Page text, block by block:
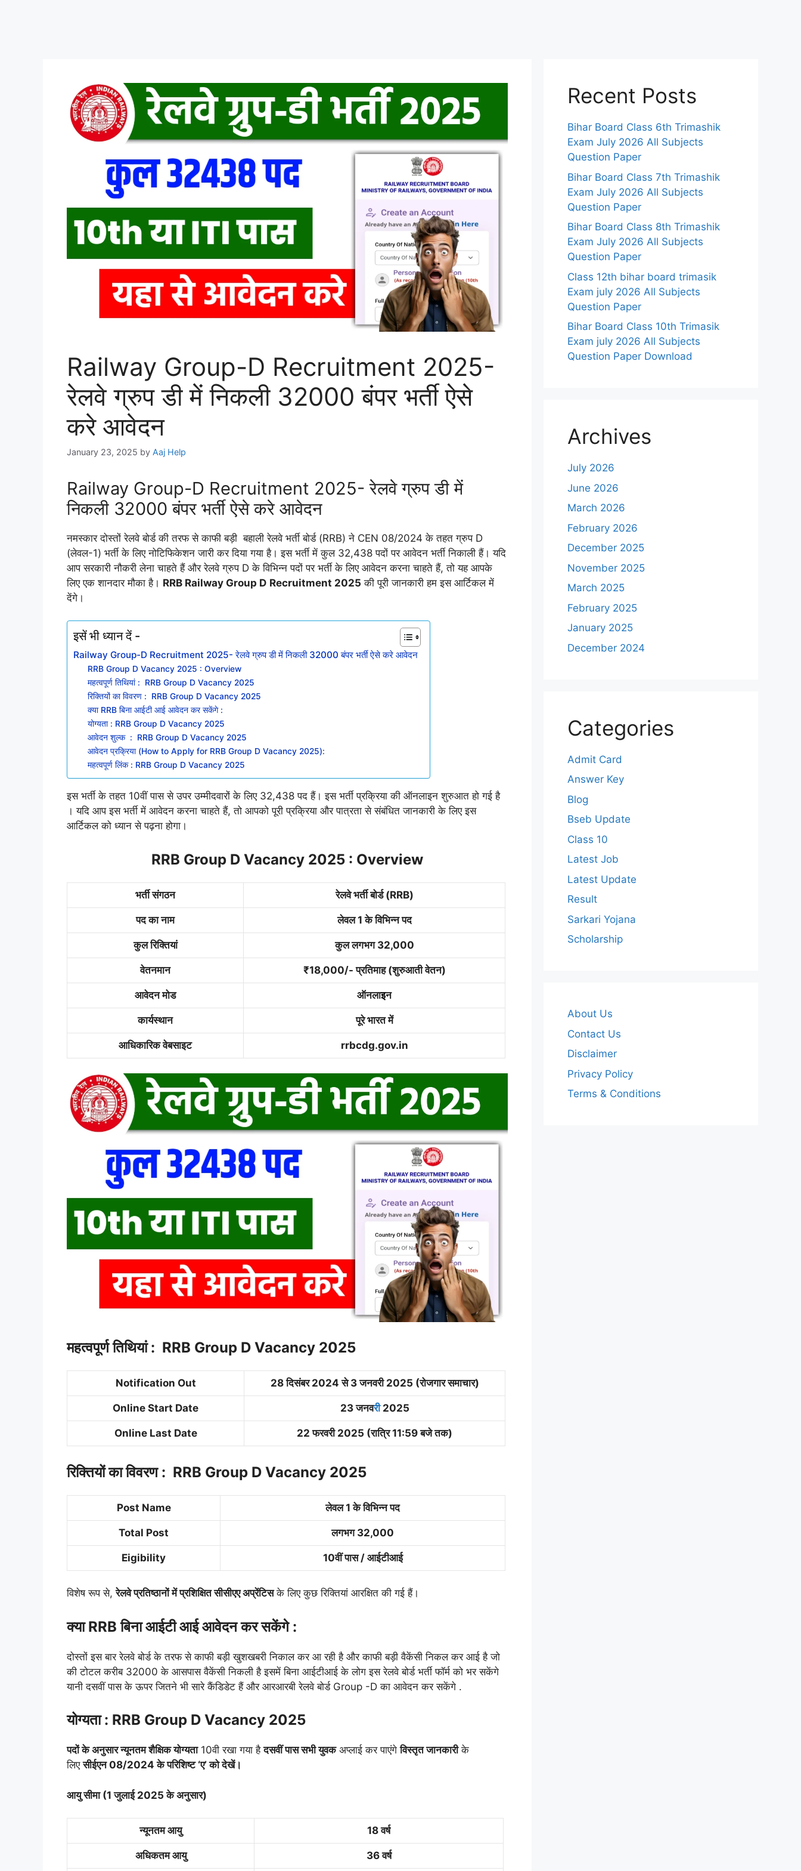
Railway Group-D Recruitment 2025-
रेलवे ग्रुप डी में निकली 32000 बंपर भर्ती ऐसे
करे आवेदन
January 23, 2025 by Aaj Help
Railway Group-D Recruitment 2025- रेलवे ग्रुप डी में
निकली 32000 बंपर भर्ती ऐसे करे आवेदन
नमस्कार दोस्तों रेलवे बोर्ड की तरफ से काफी बड़ी बहाली रेलवे भर्ती बोर्ड (RRB) ने CEN 08/2024 के तहत ग्रुप D
(लेवल-1) भर्ती के लिए नोटिफिकेशन जारी कर दिया गया है। इस भर्ती में कुल 32,438 पदों पर आवेदन भर्ती निकाली हैं। यदि
आप सरकारी नौकरी लेना चाहते हैं और रेलवे ग्रुप D के विभिन्न पदों पर भर्ती के लिए आवेदन करना चाहते हैं, तो यह आपके
लिए एक शानदार मौका है। RRB Railway Group D Recruitment 2025 की पूरी जानकारी हम इस आर्टिकल में
देंगे।
इसें भी ध्यान दें -
Railway Group-D Recruitment 2025- रेलवे ग्रुप डी में निकली 32000 बंपर भर्ती ऐसे करे आवेदन
RRB Group D Vacancy 2025 : Overview
महत्वपूर्ण तिथियां : RRB Group D Vacancy 2025
रिक्तियों का विवरण : RRB Group D Vacancy 2025
क्या RRB बिना आईटी आई आवेदन कर सकेंगे :
योग्यता : RRB Group D Vacancy 2025
आवेदन शुल्क : RRB Group D Vacancy 2025
आवेदन प्रक्रिया (How to Apply for RRB Group D Vacancy 2025):
महत्वपूर्ण लिंक : RRB Group D Vacancy 2025
इस भर्ती के तहत 10वीं पास से उपर उम्मीदवारों के लिए 32,438 पद हैं। इस भर्ती प्रक्रिया की ऑनलाइन शुरुआत हो गई है
। यदि आप इस भर्ती में आवेदन करना चाहते हैं, तो आपको पूरी प्रक्रिया और पात्रता से संबंधित जानकारी के लिए इस
आर्टिकल को ध्यान से पढ़ना होगा।
RRB Group D Vacancy 2025 : Overview
भर्ती संगठन रेलवे भर्ती बोर्ड (RRB)
पद का नाम लेवल 1 के विभिन्न पद
कुल रिक्तियां कुल लगभग 32,000
वेतनमान ₹18,000/- प्रतिमाह (शुरुआती वेतन)
आवेदन मोड ऑनलाइन
कार्यस्थान पूरे भारत में
आधिकारिक वेबसाइट rrbcdg.gov.in
महत्वपूर्ण तिथियां : RRB Group D Vacancy 2025
Notification Out 28 दिसंबर 2024 से 3 जनवरी 2025 (रोजगार समाचार)
Online Start Date 23 जनवरी2025
Online Last Date 22 फरवरी 2025 (रात्रि 11:59 बजे तक)
रिक्तियों का विवरण : RRB Group D Vacancy 2025
Post Name लेवल 1 के विभिन्न पद
Total Post लगभग 32,000
Eigibility 10वीं पास / आईटीआई
विशेष रूप से,रेलवे प्रतिष्ठानों में प्रशिक्षित सीसीएए अप्रेंटिसके लिए कुछ रिक्तियां आरक्षित की गई हैं।
क्या RRB बिना आईटी आई आवेदन कर सकेंगे :
दोस्तों इस बार रेलवे बोर्ड के तरफ से काफी बड़ी खुशखबरी निकाल कर आ रही है और काफी बड़ी वैकेंसी निकल कर आई है जो
की टोटल करीब 32000 के आसपास वैकेंसी निकली है इसमें बिना आईटीआई के लोग इस रेलवे बोर्ड भर्ती फॉर्म को भर सकेंगे
यानी दसवीं पास के ऊपर जितने भी सारे कैंडिडेट हैं और आरआरबी रेलवे बोर्ड Group -D का आवेदन कर सकेंगे .
योग्यता : RRB Group D Vacancy 2025
पदों के अनुसार न्यूनतम शैक्षिक योग्यता10वी रखा गया हैदसवीं पास सभी युवकअप्लाई कर पाएंगेविस्तृत जानकारीके
लिएसीईएन 08/2024 के परिशिष्ट ‘ए’ को देखें।
आयु सीमा (1 जुलाई 2025 के अनुसार)
न्यूनतम आयु 18 वर्ष
अधिकतम आयु 36 वर्ष
Recent Posts
Bihar Board Class 6th Trimashik
Exam July 2026 All Subjects
Question Paper
Bihar Board Class 7th Trimashik
Exam July 2026 All Subjects
Question Paper
Bihar Board Class 8th Trimashik
Exam July 2026 All Subjects
Question Paper
Class 12th bihar board trimasik
Exam july 2026 All Subjects
Question Paper
Bihar Board Class 10th Trimasik
Exam july 2026 All Subjects
Question Paper Download
Archives
July 2026
June 2026
March 2026
February 2026
December 2025
November 2025
March 2025
February 2025
January 2025
December 2024
Categories
Admit Card
Answer Key
Blog
Bseb Update
Class 10
Latest Job
Latest Update
Result
Sarkari Yojana
Scholarship
About Us
Contact Us
Disclaimer
Privacy Policy
Terms & Conditions